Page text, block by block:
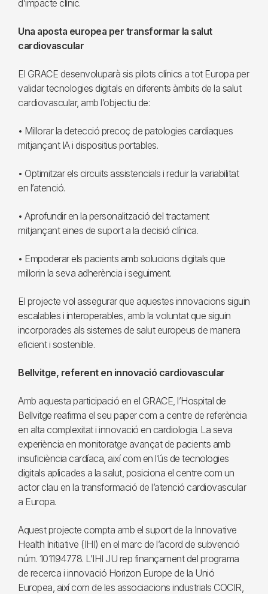
d’impacte clínic.
Una aposta europea per transformar la salut
cardiovascular
El GRACE desenvoluparà sis pilots clínics a tot Europa per
validar tecnologies digitals en diferents àmbits de la salut
cardiovascular, amb l’objectiu de:
• Millorar la detecció precoç de patologies cardíaques
mitjançant IA i dispositius portables.
• Optimitzar els circuits assistencials i reduir la variabilitat
en l’atenció.
• Aprofundir en la personalització del tractament
mitjançant eines de suport a la decisió clínica.
• Empoderar els pacients amb solucions digitals que
millorin la seva adherència i seguiment.
El projecte vol assegurar que aquestes innovacions siguin
escalables i interoperables, amb la voluntat que siguin
incorporades als sistemes de salut europeus de manera
eficient i sostenible.
Bellvitge, referent en innovació cardiovascular
Amb aquesta participació en el GRACE, l’Hospital de
Bellvitge reafirma el seu paper com a centre de referència
en alta complexitat i innovació en cardiologia. La seva
experiència en monitoratge avançat de pacients amb
insuficiència cardíaca, així com en l’ús de tecnologies
digitals aplicades a la salut, posiciona el centre com un
actor clau en la transformació de l’atenció cardiovascular
a Europa.
Aquest projecte compta amb el suport de la Innovative
Health Initiative (IHI) en el marc de l’acord de subvenció
núm. 101194778. L’IHI JU rep finançament del programa
de recerca i innovació Horizon Europe de la Unió
Europea, així com de les associacions industrials COCIR,